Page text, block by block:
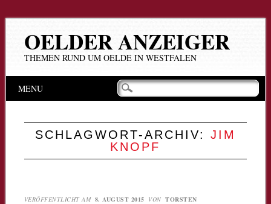
OELDER ANZEIGER
THEMEN RUND UM OELDE IN WESTFALEN
Hauptmenü
Inhalt
MENU
SCHLAGWORT-ARCHIV: JIM
KNOPF
VERÖFFENTLICHT AM 8. AUGUST 2015 VON TORSTEN